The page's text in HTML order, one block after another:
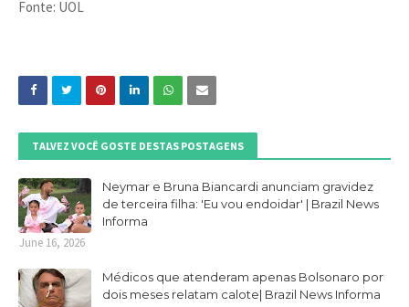
Fonte: UOL
TALVEZ VOCÊ GOSTE DESTAS POSTAGENS
Neymar e Bruna Biancardi anunciam gravidez
de terceira filha: 'Eu vou endoidar' | Brazil News
Informa
June 16, 2026
Médicos que atenderam apenas Bolsonaro por
dois meses relatam calote| Brazil News Informa